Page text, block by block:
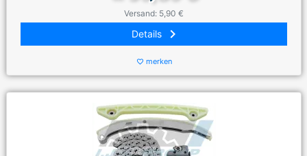
Versand: 5,90 €
Details keyboard_arrow_right
favorite_border merken